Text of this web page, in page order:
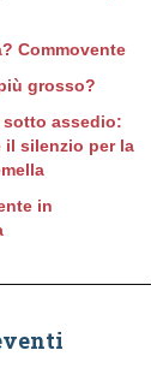
Commovente
grosso?
sotto assedio:
il silenzio per la
in